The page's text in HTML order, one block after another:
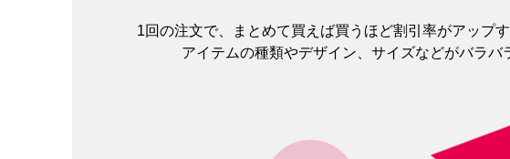
1回の注文で、まとめて買えば買うほど割引率がアップす
アイテムの種類やデザイン、サイズなどがバラバ